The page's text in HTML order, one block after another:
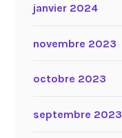
janvier 2024
novembre 2023
octobre 2023
septembre 2023